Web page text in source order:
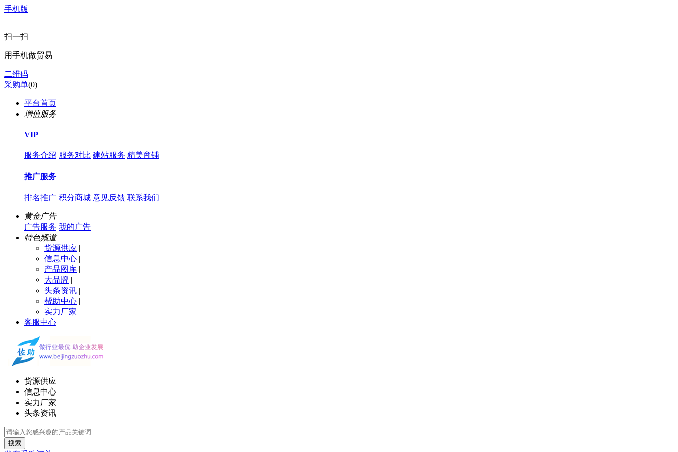
手机版
扫一扫
用手机做贸易
二维码
采购单(0)
平台首页
增值服务
VIP
服务介绍 服务对比 建站服务 精美商铺
推广服务
排名推广 积分商城 意见反馈 联系我们
黄金广告
广告服务 我的广告
特色频道
货源供应 |
信息中心 |
产品图库 |
大品牌 |
头条资讯 |
帮助中心 |
实力厂家
客服中心
货源供应
信息中心
实力厂家
头条资讯
搜索